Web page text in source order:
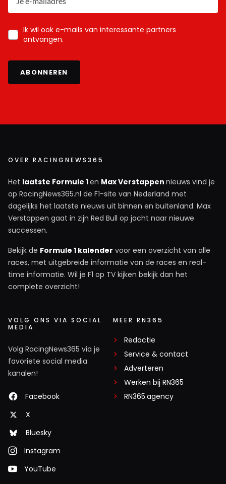
Ik wil ook e-mails van interessante partners
ontvangen.
ABONNEREN
OVER RACINGNEWS365
Het laatste Formule 1en Max Verstappen nieuws vind je
op RacingNews365.nl de F1-site van Nederland met
dagelijks het laatste nieuws uit binnen en buitenland. Max
Verstappen gaat in zijn Red Bull op jacht naar nieuwe
successen.
Bekijk de Formule 1 kalender voor een overzicht van alle
races, met uitgebreide informatie van de races en real-
time informatie. Wil je F1 op TV kijken bekijk dan het
complete overzicht!
VOLG ONS VIA SOCIAL
MEDIA
Volg RacingNews365 via je
favoriete social media
kanalen!
Facebook
X
Bluesky
Instagram
YouTube
MEER RN365
Redactie
Service & contact
Adverteren
Werken bij RN365
RN365.agency